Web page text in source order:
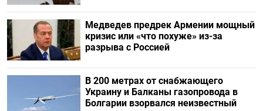
Медведев предрек Армении мощный
кризис или «что похуже» из-за
разрыва с Россией
В 200 метрах от снабжающего
Украину и Балканы газопровода в
Болгарии взорвался неизвестный